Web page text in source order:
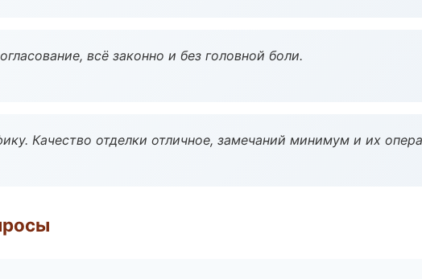
всё законно и без головной боли.
Качество отделки отличное, замечаний минимум и их